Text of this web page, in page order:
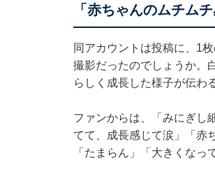
「赤ちゃんのムチム
同アカウントは投稿に、1
撮影だったのでしょうか。
らしく成長した様子が伝わ
ファンからは、「みにぎし
てて、成長感じて涙」「赤
「たまらん」「大きくなっ